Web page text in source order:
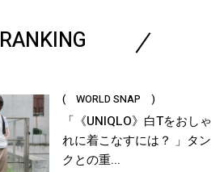
RANKING
( WORLD SNAP )
「《UNIQLO》白Tをおしゃ
れに着こなすには？ 」タン
クとの重...